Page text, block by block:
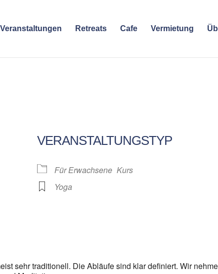
Veranstaltungen Retreats Cafe Vermietung
VERANSTALTUNGSTYP
Für Erwachsene Kurs
Yoga
sehr traditionell. Die Abläufe sind klar definiert. Wir